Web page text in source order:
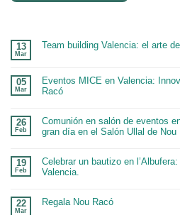
13
Mar
Team building Valencia: el arte
05
Mar
Eventos MICE en Valencia:
Racó
26
Feb
Comunión en salón de eventos
gran día en el Salón Ullal de Nou
19
Feb
Celebrar un bautizo en
Valencia.
22
Mar
Regala Nou Racó